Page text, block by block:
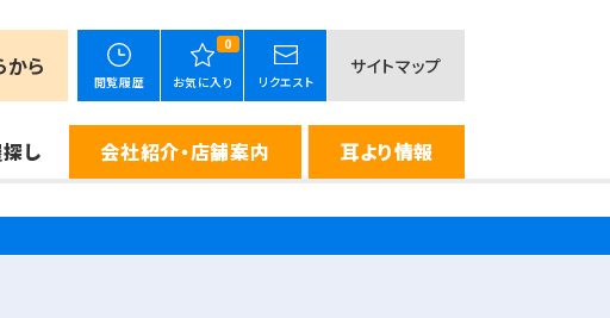
から
閲覧履歴
0
お気に入り リクエスト
サイトマップ
し 会社紹介・店舗案内 耳より情報